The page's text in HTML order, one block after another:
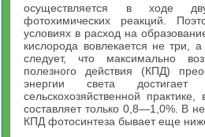
осуществляется в ходе
фотохимических реакций.
условиях в расход на
кислорода вовлекается не три,
следует, что максимально
полезного действия (КПД)
энергии света
сельскохозяйственной
составляет только 0,8—1,0%. В
КПД фотосинтеза бывает еще